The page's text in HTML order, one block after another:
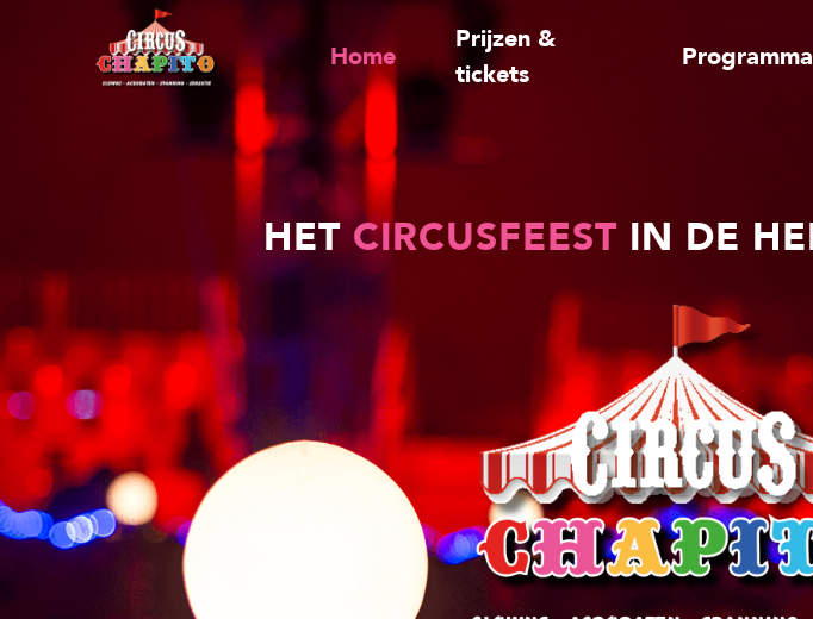
Home
Prijzen &
tickets
Programma
HETCIRCUSFEESTIN DE